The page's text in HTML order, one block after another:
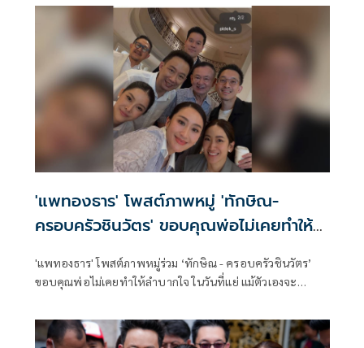
'แพทองธาร' โพสต์ภาพหมู่ 'ทักษิณ-
ครอบครัวชินวัตร' ขอบคุณพ่อไม่เคยทำให้
'แพทองธาร' โพสต์ภาพหมู่ร่วม ‘ทักษิณ - ครอบครัวชินวัตร’
ขอบคุณพ่อไม่เคยทำให้ลำบากใจ ในวันที่แย่ แม้ตัวเองจะ